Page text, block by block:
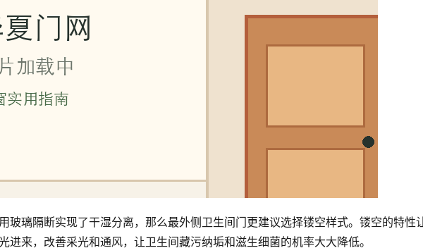
玻璃隔断实现了干湿分离，那么最外侧卫生间门更建议选择镂空样式。镂空的特性
进来，改善采光和通风，让卫生间藏污纳垢和滋生细菌的机率大大降低。